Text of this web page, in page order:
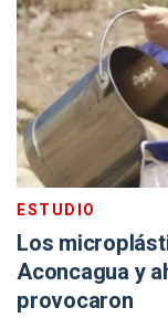
ESTUDIO
Los
Aconcagua y
provocaron